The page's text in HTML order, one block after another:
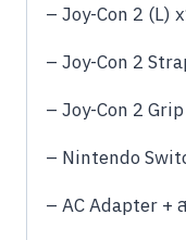
– Joy-Con 2 (L)
– Joy-Con 2
– Joy-Con 2
– Nintendo
– AC Adapter +